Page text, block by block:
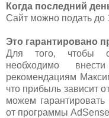
Когда последний
Сайт можно подать до
Это гарантировано
Для того, чтобы
необходимо
рекомендациям
что прибыль зависит
можем
от программы